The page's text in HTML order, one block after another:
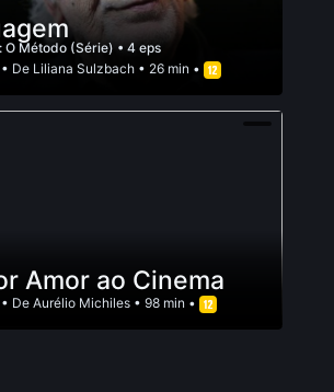
O Método (Série) • 4 eps
• De Liliana Sulzbach • 26 min •
Amor ao Cinema
• De Aurélio Michiles • 98 min •